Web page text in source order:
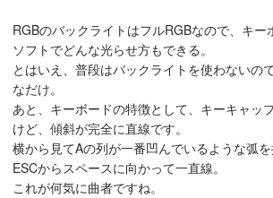
RGBのバックライトはフルRGBなので、キー
ソフトでどんな光らせ方もできる。
とはいえ、普段はバックライトを使わないの
なだけ。
あと、キーボードの特徴として、キーキャッ
けど、傾斜が完全に直線です。
横から見てAの列が一番凹んでいるような弧を
ESCからスペースに向かって一直線。
これが何気に曲者ですね。